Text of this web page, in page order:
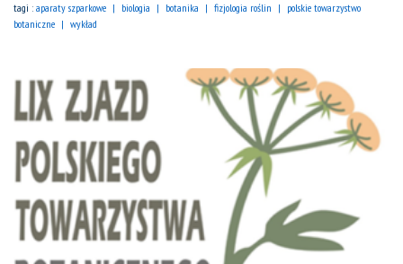
tagi : aparaty szparkowe biologia botanika fizjologia roślin
polskie towarzystwo
botaniczne
wykład